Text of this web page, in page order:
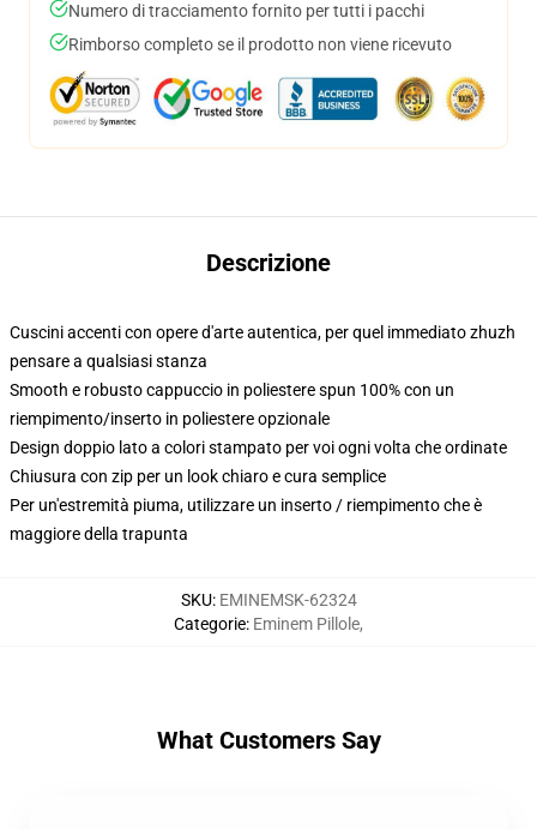
Numero di tracciamento fornito per tutti i pacchi
Rimborso completo se il prodotto non viene ricevuto
Descrizione
Cuscini accenti con opere d'arte autentica, per quel immediato zhuzh
pensare a qualsiasi stanza
Smooth e robusto cappuccio in poliestere spun 100% con un
riempimento/inserto in poliestere opzionale
Design doppio lato a colori stampato per voi ogni volta che ordinate
Chiusura con zip per un look chiaro e cura semplice
Per un'estremità piuma, utilizzare un inserto / riempimento che è
maggiore della trapunta
SKU: EMINEMSK-62324
Categorie: Eminem Pillole,
What Customers Say